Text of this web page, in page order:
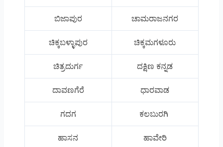
ಬಿಜಾಪುರ ಚಾಮರಾಜನಗರ
ಚಿಕ್ಕಬಳ್ಳಾಪುರ ಚಿಕ್ಕಮಗಳೂರು
ಚಿತ್ರದುರ್ಗ ದಕ್ಷಿಣ ಕನ್ನಡ
ದಾವಣಗೆರೆ ಧಾರವಾಡ
ಗದಗ ಕಲಬುರಗಿ
ಹಾಸನ ಹಾವೇರಿ